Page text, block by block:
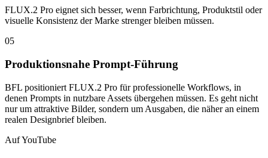
FLUX.2 Pro eignet sich besser, wenn Farbrichtung, Produktstil oder
visuelle Konsistenz der Marke strenger bleiben müssen.
05
Produktionsnahe Prompt-Führung
BFL positioniert FLUX.2 Pro für professionelle Workflows, in
denen Prompts in nutzbare Assets übergehen müssen. Es geht nicht
nur um attraktive Bilder, sondern um Ausgaben, die näher an einem
realen Designbrief bleiben.
Auf YouTube